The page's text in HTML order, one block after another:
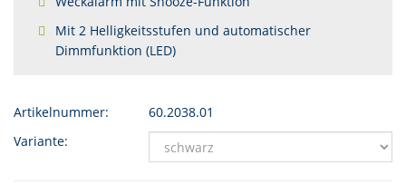
Mit 2 Helligkeitsstufen und automatischer
Dimmfunktion (LED)
Artikelnummer:
60.2038.01
Variante: